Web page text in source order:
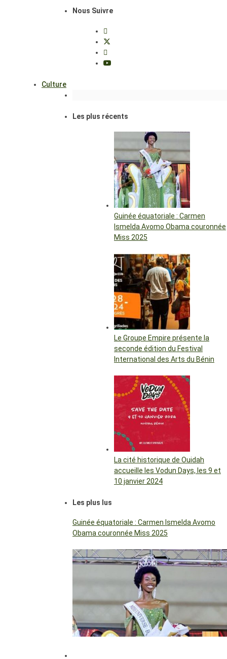
Nous Suivre
Culture
Les plus récents
Guinée équatoriale : Carmen
Ismelda Avomo Obama couronnée
Miss 2025
Le Groupe Empire présente la
seconde édition du Festival
International des Arts du Bénin
La cité historique de Ouidah
accueille les Vodun Days, les 9 et
10 janvier 2024
Les plus lus
Guinée équatoriale : Carmen Ismelda Avomo
Obama couronnée Miss 2025